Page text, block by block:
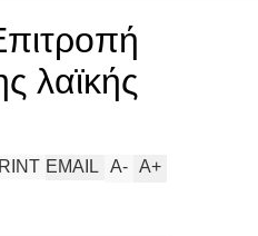
λαϊκής
A+
A-
EMAIL